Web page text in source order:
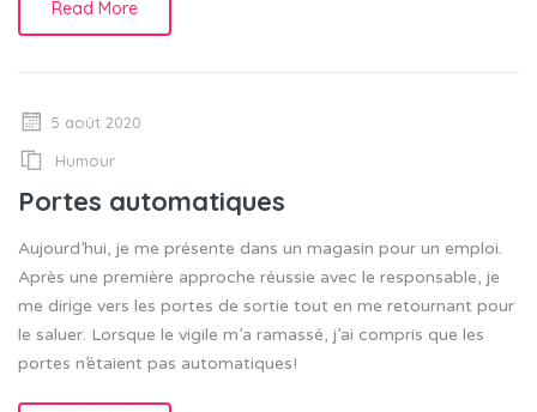
Read More
5 août 2020
Humour
Portes automatiques
Aujourd’hui, je me présente dans un magasin pour un emploi.
Après une première approche réussie avec le responsable, je
me dirige vers les portes de sortie tout en me retournant pour
le saluer. Lorsque le vigile m’a ramassé, j’ai compris que les
portes n’étaient pas automatiques!